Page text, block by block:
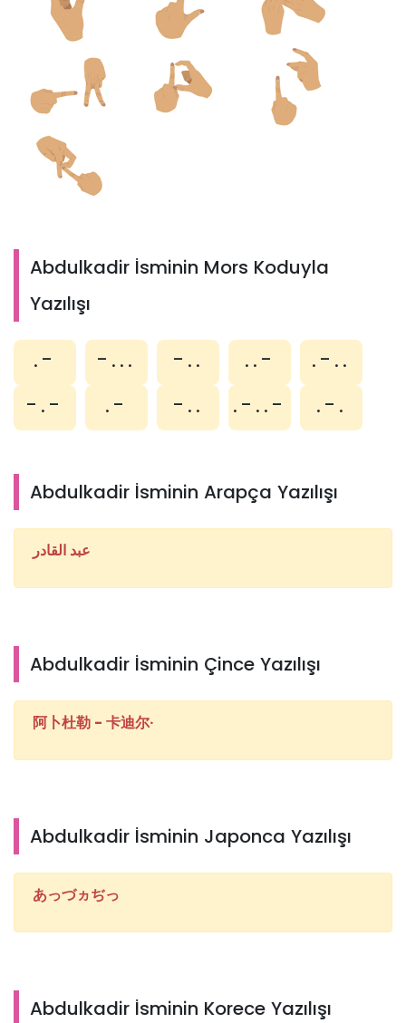
Abdulkadir İsminin Mors Koduyla
Yazılışı
.- -... -.. ..-
.-..
-.-
.- -.. .-..- .-.
Abdulkadir İsminin Arapça Yazılışı
عبد القادر
Abdulkadir İsminin Çince Yazılışı
阿卜杜勒 - 卡迪尔·
Abdulkadir İsminin Japonca Yazılışı
あっづヵぢっ
Abdulkadir İsminin Korece Yazılışı